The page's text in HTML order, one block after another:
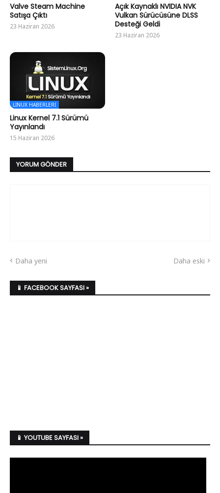
Valve Steam Machine
Satışa Çıktı
23 Haziran 2026
Açık Kaynaklı NVIDIA NVK
Vulkan Sürücüsüne DLSS
Desteği Geldi
23 Haziran 2026
LINUX HABERLERI
Linux Kernel 7.1 Sürümü
Yayınlandı
15 Haziran 2026
YORUM GÖNDER
Daha yeni Daha eski
📱 FACEBOOK SAYFASI »
📱 YOUTUBE SAYFASI »